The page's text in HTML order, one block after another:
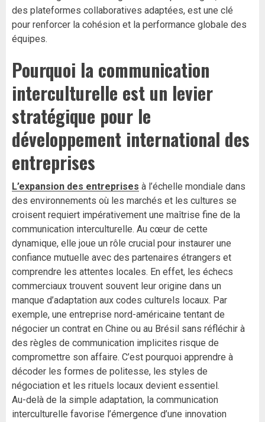
des plateformes collaboratives adaptées, est une clé
pour renforcer la cohésion et la performance globale des
équipes.
Pourquoi la communication
interculturelle est un levier
stratégique pour le
développement international des
entreprises
L’expansion des entreprises à l’échelle mondiale dans
des environnements où les marchés et les cultures se
croisent requiert impérativement une maîtrise fine de la
communication interculturelle. Au cœur de cette
dynamique, elle joue un rôle crucial pour instaurer une
confiance mutuelle avec des partenaires étrangers et
comprendre les attentes locales. En effet, les échecs
commerciaux trouvent souvent leur origine dans un
manque d’adaptation aux codes culturels locaux. Par
exemple, une entreprise nord-américaine tentant de
négocier un contrat en Chine ou au Brésil sans réfléchir à
des règles de communication implicites risque de
compromettre son affaire. C’est pourquoi apprendre à
décoder les formes de politesse, les styles de
négociation et les rituels locaux devient essentiel.
Au-delà de la simple adaptation, la communication
interculturelle favorise l’émergence d’une innovation